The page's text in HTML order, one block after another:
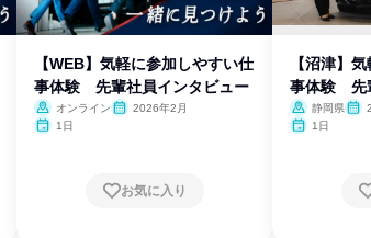
【WEB】気軽に参加しやすい仕
事体験 先輩社員インタビュー
オンライン
2026年2月
1日
お気に入り
【沼津】
事体験 先
ー〜静岡県
1日